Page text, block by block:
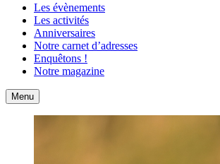
Les évènements
Les activités
Anniversaires
Notre carnet d’adresses
Enquêtons !
Notre magazine
Accueil
Menu Contact